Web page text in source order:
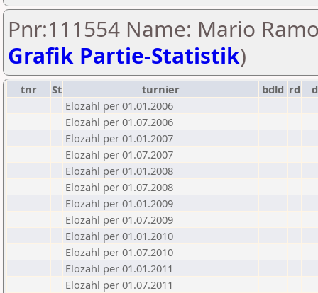
Pnr:111554 Name: Mario
Grafik Partie-Statistik)
tnr St turnier bdld rd
Elozahl per 01.01.2006
Elozahl per 01.07.2006
Elozahl per 01.01.2007
Elozahl per 01.07.2007
Elozahl per 01.01.2008
Elozahl per 01.07.2008
Elozahl per 01.01.2009
Elozahl per 01.07.2009
Elozahl per 01.01.2010
Elozahl per 01.07.2010
Elozahl per 01.01.2011
Elozahl per 01.07.2011